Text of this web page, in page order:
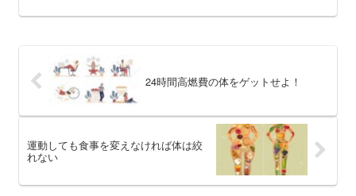
24時間高燃費の体をゲットせよ！
運動しても食事を変えなければ体は絞
れない